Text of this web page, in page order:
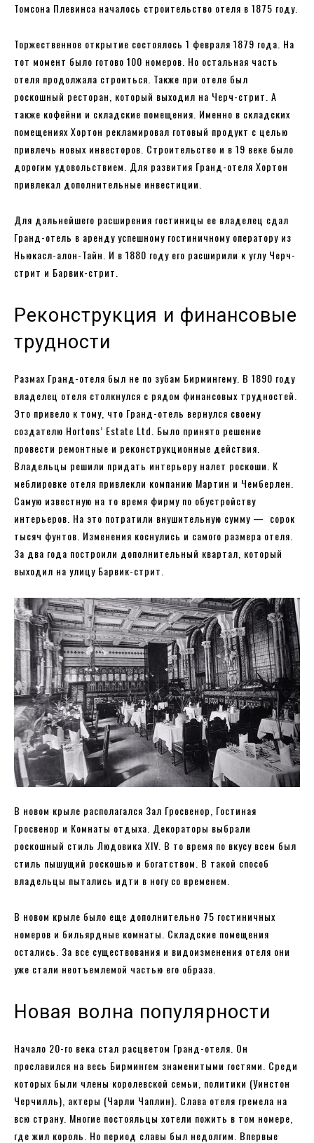
Томсона Плевинса началось строительство отеля в 1875 году.
Торжественное открытие состоялось 1 февраля 1879 года. На
тот момент было готово 100 номеров. Но остальная часть
отеля продолжала строиться. Также при отеле был
роскошный ресторан, который выходил на Черч-стрит. А
также кофейни и складские помещения. Именно в складских
помещениях Хортон рекламировал готовый продукт с целью
привлечь новых инвесторов. Строительство и в 19 веке было
дорогим удовольствием. Для развития Гранд-отеля Хортон
привлекал дополнительные инвестиции.
Для дальнейшего расширения гостиницы ее владелец сдал
Гранд-отель в аренду успешному гостиничному оператору из
Ньюкасл-алон-Тайн. И в 1880 году его расширили к углу Черч-
стрит и Барвик-стрит.
Реконструкция и финансовые
трудности
Размах Гранд-отеля был не по зубам Бирмингему. В 1890 году
владелец отеля столкнулся с рядом финансовых трудностей.
Это привело к тому, что Гранд-отель вернулся своему
создателю Hortons’ Estate Ltd. Было принято решение
провести ремонтные и реконструкционные действия.
Владельцы решили придать интерьеру налет роскоши. К
меблировке отеля привлекли компанию Мартин и Чемберлен.
Самую известную на то время фирму по обустройству
интерьеров. На это потратили внушительную сумму — сорок
тысяч фунтов. Изменения коснулись и самого размера отеля.
За два года построили дополнительный квартал, который
выходил на улицу Барвик-стрит.
В новом крыле располагался Зал Гросвенор, Гостиная
Гросвенор и Комнаты отдыха. Декораторы выбрали
роскошный стиль Людовика XIV. В то время по вкусу всем был
стиль пышущий роскошью и богатством. В такой способ
владельцы пытались идти в ногу со временем.
В новом крыле было еще дополнительно 75 гостиничных
номеров и бильярдные комнаты. Складские помещения
остались. За все существования и видоизменения отеля они
уже стали неотъемлемой частью его образа.
Новая волна популярности
Начало 20-го века стал расцветом Гранд-отеля. Он
прославился на весь Бирмингем знаменитыми гостями. Среди
которых были члены королевской семьи, политики (Уинстон
Черчилль), актеры (Чарли Чаплин). Слава отеля гремела на
всю страну. Многие постояльцы хотели пожить в том номере,
где жил король. Но период славы был недолгим. Впервые